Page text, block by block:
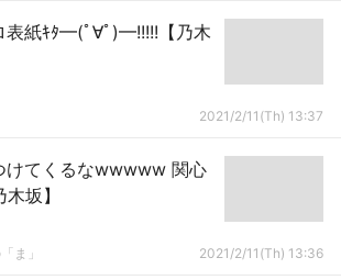
表紙ｷﾀ━(ﾟ∀ﾟ)━!!!!!【乃木
2021/2/11(Th) 13:37
けてくるなwwwww 関心
坂】
ま」 2021/2/11(Th) 13:36